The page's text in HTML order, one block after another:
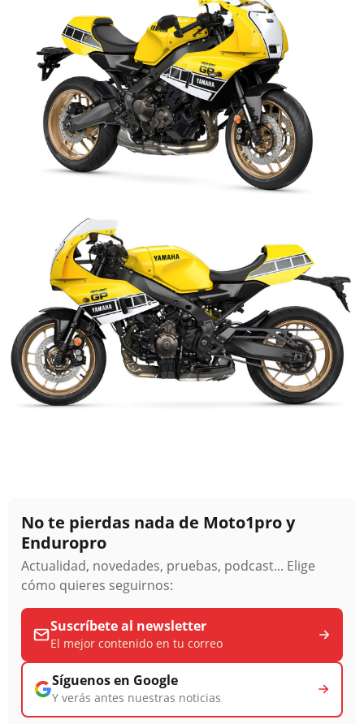
No te pierdas nada de Moto1pro y
Enduropro
Actualidad, novedades, pruebas, podcast... Elige
cómo quieres seguirnos:
Suscríbete al newsletter
El mejor contenido en tu correo
Síguenos en Google
Y verás antes nuestras noticias